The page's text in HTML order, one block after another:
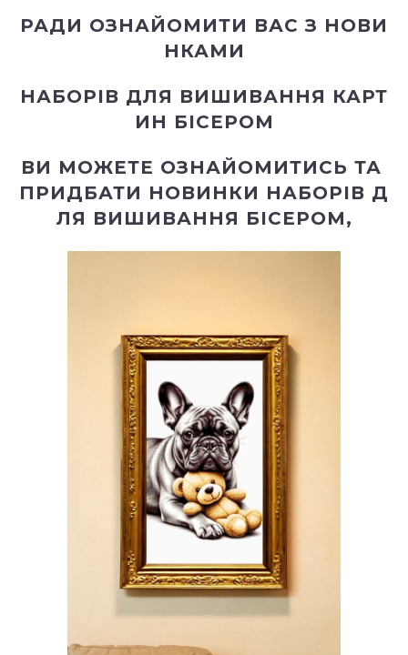
РАДИ ОЗНАЙОМИТИ ВАС З НОВИ
НКАМИ
НАБОРІВ ДЛЯ ВИШИВАННЯ КАРТ
ИН БІСЕРОМ
ВИ МОЖЕТЕ ОЗНАЙОМИТИСЬ ТА
ПРИДБАТИ НОВИНКИ НАБОРІВ Д
ЛЯ ВИШИВАННЯ БІСЕРОМ,